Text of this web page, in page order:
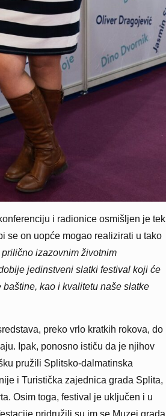
i radionice osmišljen je tek
se on uopće mogao realizirati u tako
izazovnim životnim
jedinstveni slatki festival koji će
kao i kvalitetu naše slatke
preko vrlo kratkih rokova, do
Ipak, ponosno ističu da je njihov
pružili Splitsko-dalmatinska
i Turistička zajednica grada Splita,
Osim toga, festival je uključen i u
pridružili su im se Muzej grada